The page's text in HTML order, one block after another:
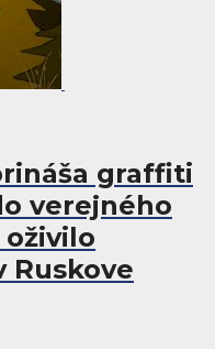
graffiti
verejného
Ruskove